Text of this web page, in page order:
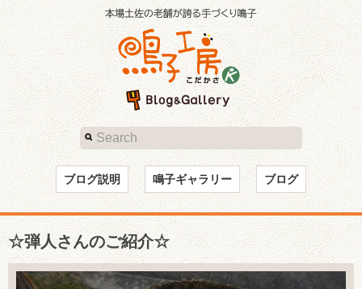
ブログ説明 鳴子ギャラリー ブログ
☆弾人さんのご紹介☆